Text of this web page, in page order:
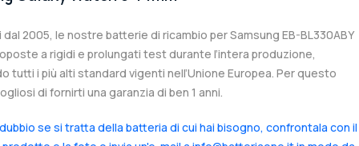
2005, le nostre batterie di ricambio per Samsung EB-BL330ABY
a rigidi e prolungati test durante l’intera produzione,
tutti i più alti standard vigenti nell’Unione Europea. Per questo
di fornirti una garanzia di ben 1 anni.
se si tratta della batteria di cui hai bisogno, confrontala con il